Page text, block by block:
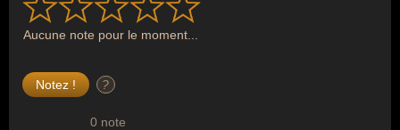
Aucune note pour le moment...
?
0 note